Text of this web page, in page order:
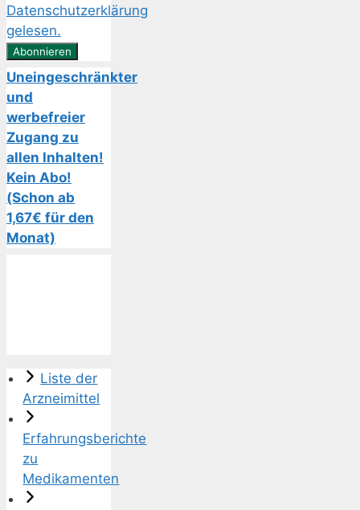
Datenschutzerklärung
gelesen.
Uneingeschränkter
und
werbefreier
Zugang zu
allen Inhalten!
Kein Abo!
(Schon ab
1,67€ für den
Monat)
Liste der
Arzneimittel
Erfahrungsberichte
zu
Medikamenten